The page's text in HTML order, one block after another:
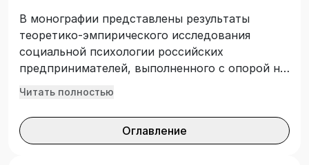
В монографии представлены результаты
теоретико-эмпирического исследования
социальной психологии российских
предпринимателей, выполненного с опорой на
концепцию психологических отношений
Анализируются мотивы выбора
предпринимательской деятельности,
Читать полностью
Оглавление